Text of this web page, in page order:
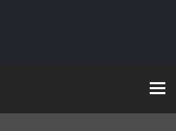
Toggle navigation